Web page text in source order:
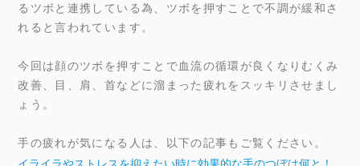
るツボと連携している為、ツボを押すことで不調が緩和さ
れると言われています。
今回は顔のツボを押すことで血流の循環が良くなりむくみ
改善、目、肩、首などに溜まった疲れをスッキリさせまし
ょう。
手の疲れが気になる人は、以下の記事もご覧ください。